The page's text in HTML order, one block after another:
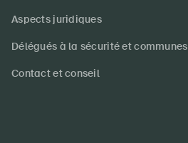
Aspects juridiques
Délégués à la sécurité et communes
Contact et conseil